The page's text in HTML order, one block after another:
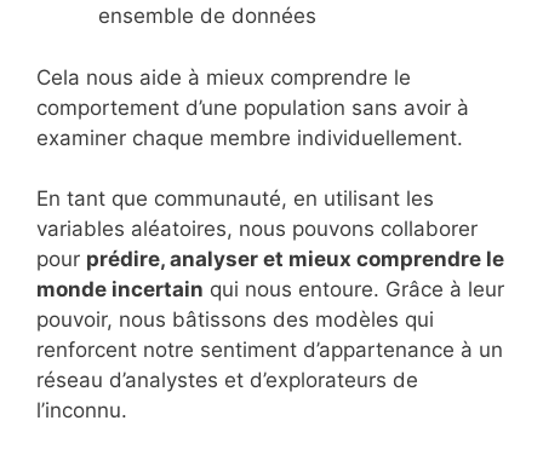
ensemble de données
Cela nous aide à mieux comprendre le
comportement d’une population sans avoir à
examiner chaque membre individuellement.
En tant que communauté, en utilisant les
variables aléatoires, nous pouvons collaborer
pour prédire, analyser et mieux comprendre le
monde incertain qui nous entoure. Grâce à leur
pouvoir, nous bâtissons des modèles qui
renforcent notre sentiment d’appartenance à un
réseau d’analystes et d’explorateurs de
l’inconnu.